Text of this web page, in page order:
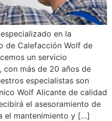
en la
de Calefacción Wolf de
un servicio
más de 20 años de
especialistas son
Wolf Alicante de calidad
el asesoramiento de
el mantenimiento y […]